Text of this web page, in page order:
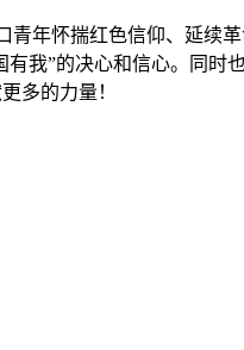
年怀揣红色信仰、延续
我”的决心和信心。同
多的力量！